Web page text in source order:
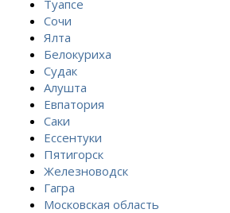
Туапсе
Сочи
Ялта
Белокуриха
Судак
Алушта
Евпатория
Саки
Ессентуки
Пятигорск
Железноводск
Гагра
Московская область